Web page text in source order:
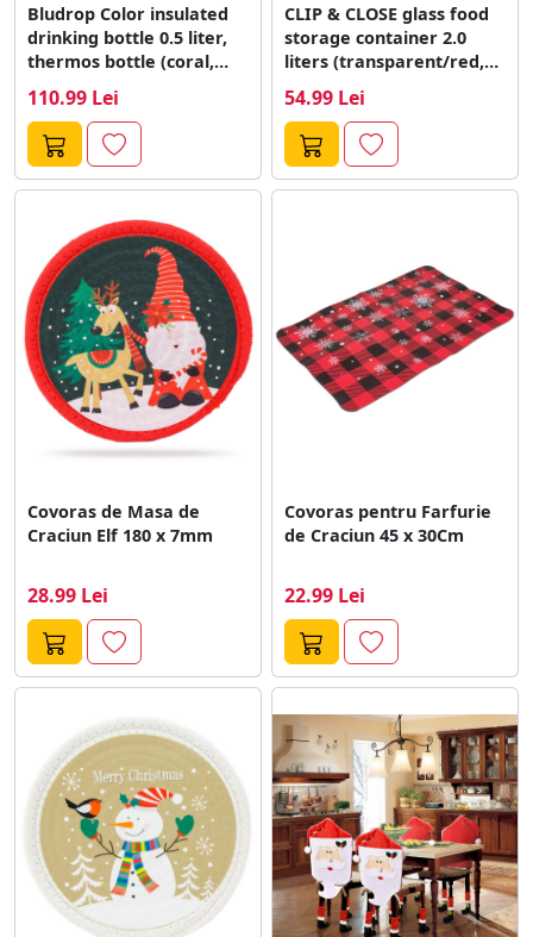
Bludrop Color insulated
drinking bottle 0.5 liter,
thermos bottle (coral,
110.99 Lei
CLIP & CLOSE glass food
storage container 2.0
liters (transparent/red,
54.99 Lei
Covoras de Masa de
Craciun Elf 180 x 7mm
28.99 Lei
Covoras pentru Farfurie
de Craciun 45 x 30Cm
22.99 Lei